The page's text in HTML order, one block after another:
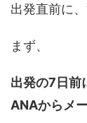
出発直前に
まず、
出発の7日前
ANAからメ